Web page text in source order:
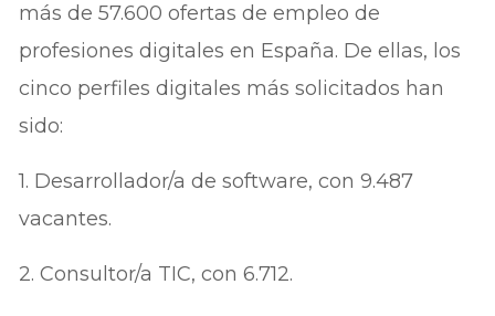
más de 57.600 ofertas de empleo de
profesiones digitales en España. De ellas, los
cinco perfiles digitales más solicitados han
sido:
1. Desarrollador/a de software, con 9.487
vacantes.
2. Consultor/a TIC, con 6.712.